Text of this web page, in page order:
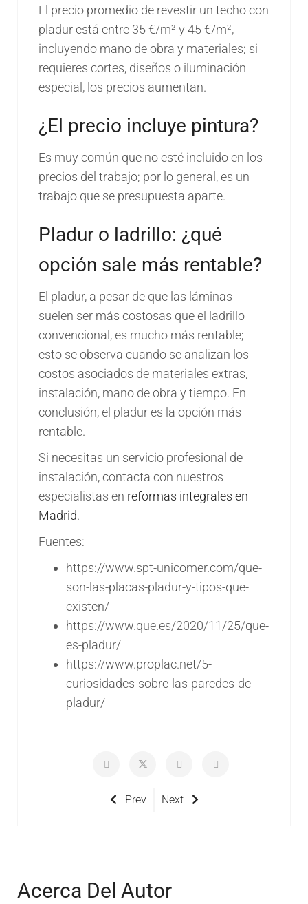
El precio promedio de revestir un techo con
pladur está entre 35 €/m² y 45 €/m²,
incluyendo mano de obra y materiales; si
requieres cortes, diseños o iluminación
especial, los precios aumentan.
¿El precio incluye pintura?
Es muy común que no esté incluido en los
precios del trabajo; por lo general, es un
trabajo que se presupuesta aparte.
Pladur o ladrillo: ¿qué
opción sale más rentable?
El pladur, a pesar de que las láminas
suelen ser más costosas que el ladrillo
convencional, es mucho más rentable;
esto se observa cuando se analizan los
costos asociados de materiales extras,
instalación, mano de obra y tiempo. En
conclusión, el pladur es la opción más
rentable.
Si necesitas un servicio profesional de
instalación, contacta con nuestros
especialistas en reformas integrales en
Madrid.
Fuentes:
https://www.spt-unicomer.com/que-
son-las-placas-pladur-y-tipos-que-
existen/
https://www.que.es/2020/11/25/que-
es-pladur/
https://www.proplac.net/5-
curiosidades-sobre-las-paredes-de-
pladur/
Prev Next
Acerca Del Autor